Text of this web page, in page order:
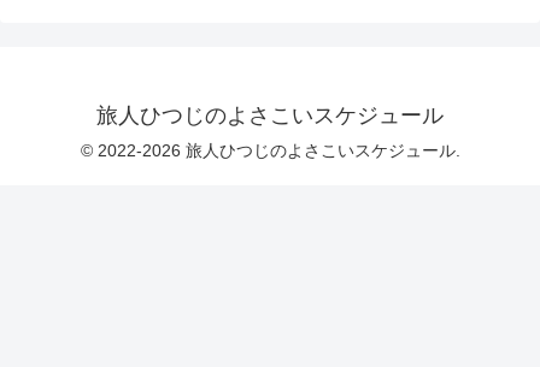
旅人ひつじのよさこいスケジュール
© 2022-2026 旅人ひつじのよさこいスケジュール.